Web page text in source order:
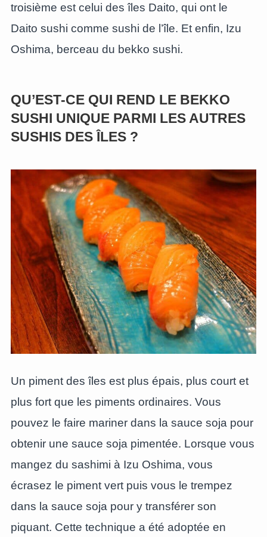
troisième est celui des îles Daito, qui ont le
Daito sushi comme sushi de l’île. Et enfin, Izu
Oshima, berceau du bekko sushi.
QU’EST-CE QUI REND LE BEKKO
SUSHI UNIQUE PARMI LES AUTRES
SUSHIS DES ÎLES ?
Un piment des îles est plus épais, plus court et
plus fort que les piments ordinaires. Vous
pouvez le faire mariner dans la sauce soja pour
obtenir une sauce soja pimentée. Lorsque vous
mangez du sashimi à Izu Oshima, vous
écrasez le piment vert puis vous le trempez
dans la sauce soja pour y transférer son
piquant. Cette technique a été adoptée en